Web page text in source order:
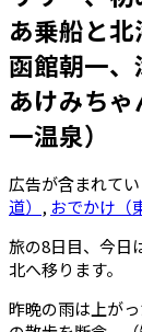
あ乗船と
函館朝一、
あけみち
一温泉）
広告が含まれてい
道） , おでかけ（
旅の8日目、今日
北へ移ります。
昨晩の雨は上が